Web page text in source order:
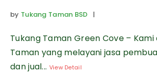
by Tukang Taman BSD |
Tukang Taman Green Cove –
Taman yang melayani jasa
dan jual... View Detail